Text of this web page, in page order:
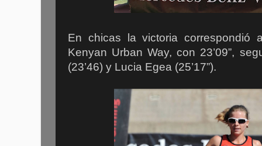
En chicas la victoria correspondió
Kenyan Urban Way, con 23’09”,
(23’46) y Lucia Egea (25’17”).